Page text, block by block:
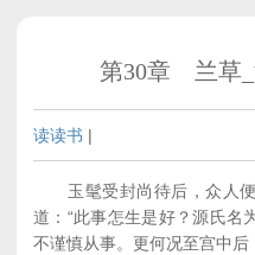
第30章 兰草_
读读书 |
玉髦受封尚待后，众人便
道：“此事怎生是好？源氏名
不谨慎从事。更何况至宫中